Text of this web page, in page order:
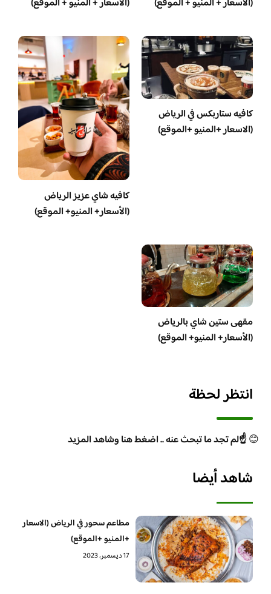
(الأسعار + المنيو + الموقع) (الأسعار + المنيو + الموقع)
كافيه ستاربكس في الرياض
(الاسعار +المنيو +الموقع)
كافيه شاي عزيز الرياض
(الأسعار+ المنيو+ الموقع)
مقهى ستين شاي بالرياض
(الأسعار+ المنيو+ الموقع)
انتظر لحظة
😊☝️لم تجد ما تبحث عنه .. اضغط هنا وشاهد المزيد
شاهد أيضا
مطاعم سحور في الرياض (الاسعار
+المنيو +الموقع)
17 ديسمبر، 2023